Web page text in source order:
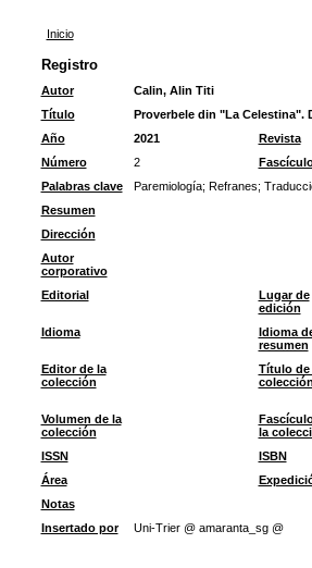
Inicio
Registro
Autor
Calin, Alin Titi
Título
Proverbele din "La Celestina".
Año
2021 Revista
Número
2
Palabras clave
Paremiología; Refranes;
Resumen
Dirección
Autor
corporativo
Editorial
Lugar de
edición
Idioma
Idioma
resumen
Editor de la
colección
Título de
colección
Volumen de la
colección
la
ISSN
ISBN
Área
Notas
Insertado por
Uni-Trier @ amaranta_sg @